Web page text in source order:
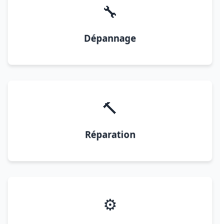
🔧
Dépannage
🔨
Réparation
⚙️